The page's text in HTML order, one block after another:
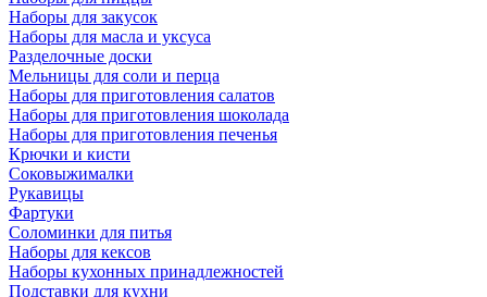
Наборы для закусок
Наборы для масла и уксуса
Разделочные доски
Мельницы для соли и перца
Наборы для приготовления салатов
Наборы для приготовления шоколада
Наборы для приготовления печенья
Крючки и кисти
Соковыжималки
Рукавицы
Фартуки
Соломинки для питья
Наборы для кексов
Наборы кухонных принадлежностей
Подставки для кухни